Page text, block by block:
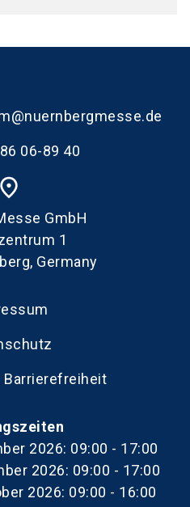
06-89 40
place
GmbH
1
Germany
Barrierefreiheit
2026: 09:00 - 17:00
2026: 09:00 - 17:00
2026: 09:00 - 16:00